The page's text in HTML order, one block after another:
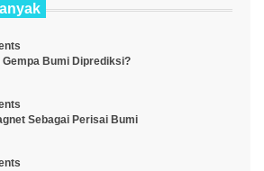
Gempa Bumi Diprediksi?
Sebagai Perisai Bumi